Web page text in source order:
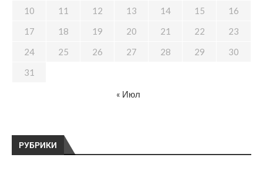
РУБРИКИ
10
11 12 13 14 15
16
17
18 19 20 21 22
23
24
25 26 27 28 29
30
31
« Июл